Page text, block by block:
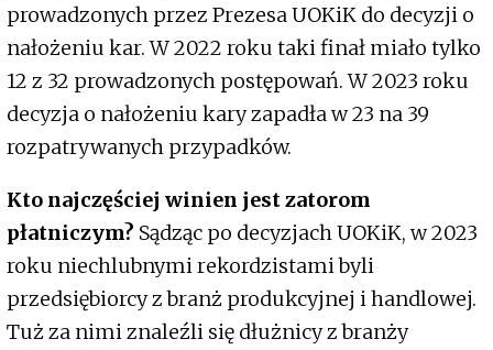
prowadzonych przez Prezesa UOKiK do decyzji o
nałożeniu kar. W 2022 roku taki finał miało tylko
12 z 32 prowadzonych postępowań. W 2023 roku
decyzja o nałożeniu kary zapadła w 23 na 39
rozpatrywanych przypadków.
Kto najczęściej winien jest zatorom
płatniczym? Sądząc po decyzjach UOKiK, w 2023
roku niechlubnymi rekordzistami byli
przedsiębiorcy z branż produkcyjnej i handlowej.
Tuż za nimi znaleźli się dłużnicy z branży